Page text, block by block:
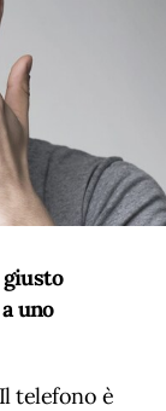
uno
telefono è